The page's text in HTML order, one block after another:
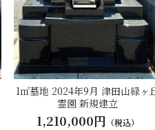
1㎡墓地 2024年9月 津田山緑ヶ
霊園 新規建立
1,210,000円 （税込）